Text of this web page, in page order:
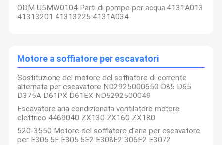
ODM U5MW0104 Parti di pompe per acqua 4131A013
41313201 41313225 4131A034
Motore a soffiatore per escavatori
Sostituzione del motore del soffiatore di corrente
alternata per escavatore ND2925000650 D85 D65
D375A D61PX D61EX ND5292500049
Escavatore aria condizionata ventilatore motore
elettrico 4469040 ZX130 ZX160 ZX180
520-3550 Motore del soffiatore d'aria per escavatore
per E305.5E E305.5E2 E308E2 306E2 E3072